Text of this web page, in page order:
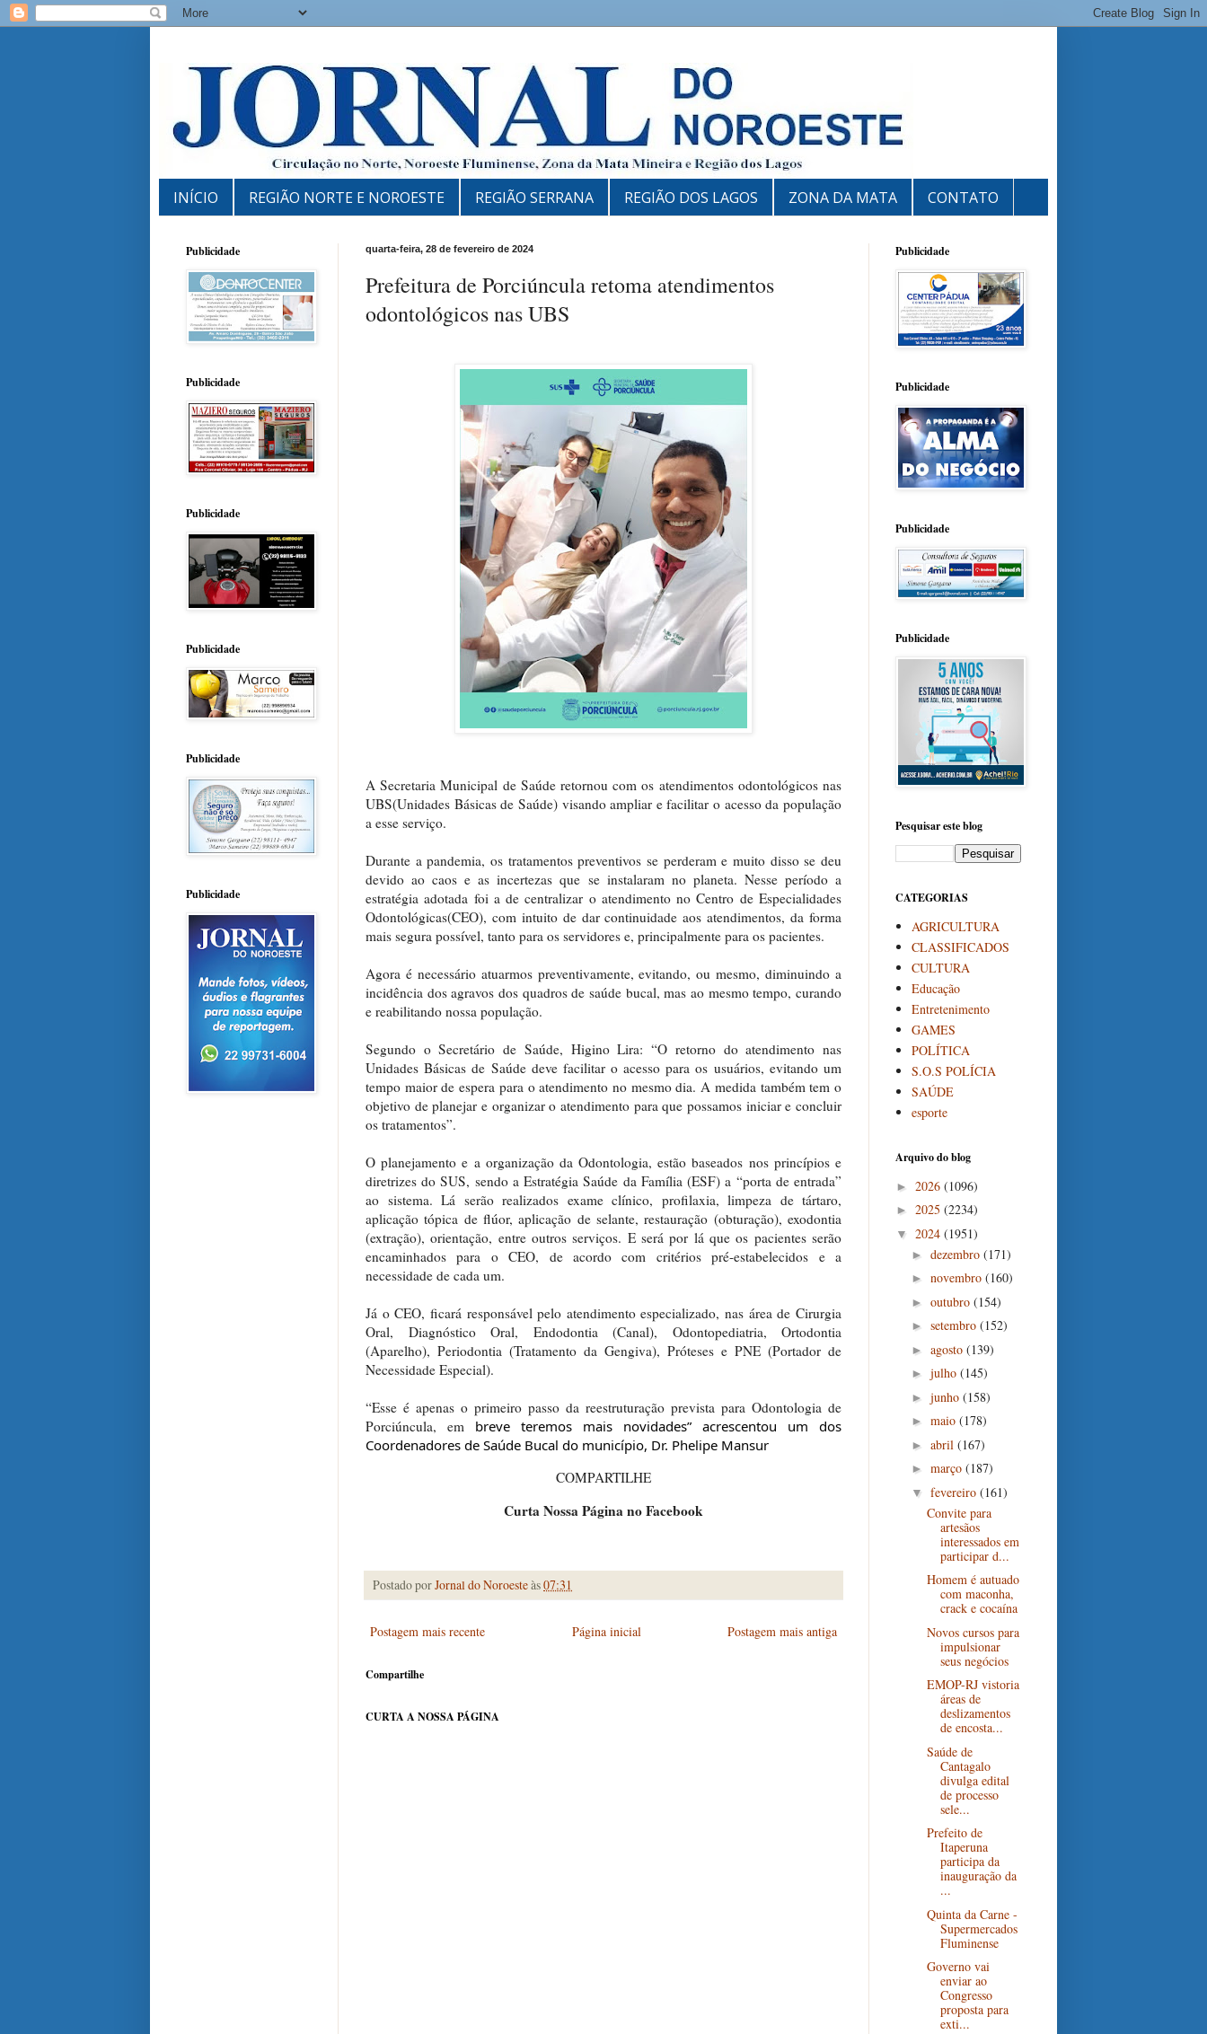
INÍCIO REGIÃO NORTE E NOROESTE REGIÃO SERRANA REGIÃO DOS LAGOS ZONA DA MATA CONTATO
quarta-feira, 28 de fevereiro de 2024
Prefeitura de Porciúncula retoma atendimentos
odontológicos nas UBS
A Secretaria Municipal de Saúde retornou com os atendimentos odontológicos nas
UBS(Unidades Básicas de Saúde) visando ampliar e facilitar o acesso da população
a esse serviço.
Durante a pandemia, os tratamentos preventivos se perderam e muito disso se deu
devido ao caos e as incertezas que se instalaram no planeta. Nesse período a
estratégia adotada foi a de centralizar o atendimento no Centro de Especialidades
Odontológicas(CEO), com intuito de dar continuidade aos atendimentos, da forma
mais segura possível, tanto para os servidores e, principalmente para os pacientes.
Agora é necessário atuarmos preventivamente, evitando, ou mesmo, diminuindo a
incidência dos agravos dos quadros de saúde bucal, mas ao mesmo tempo, curando
e reabilitando nossa população.
Segundo o Secretário de Saúde, Higino Lira: “O retorno do atendimento nas
Unidades Básicas de Saúde deve facilitar o acesso para os usuários, evitando um
tempo maior de espera para o atendimento no mesmo dia. A medida também tem o
objetivo de planejar e organizar o atendimento para que possamos iniciar e concluir
os tratamentos”.
O planejamento e a organização da Odontologia, estão baseados nos princípios e
diretrizes do SUS, sendo a Estratégia Saúde da Família (ESF) a “porta de entrada”
ao sistema. Lá serão realizados exame clínico, profilaxia, limpeza de tártaro,
aplicação tópica de flúor, aplicação de selante, restauração (obturação), exodontia
(extração), orientação, entre outros serviços. E será por lá que os pacientes serão
encaminhados para o CEO, de acordo com critérios pré-estabelecidos e a
necessidade de cada um.
Já o CEO, ficará responsável pelo atendimento especializado, nas área de Cirurgia
Oral, Diagnóstico Oral, Endodontia (Canal), Odontopediatria, Ortodontia
(Aparelho), Periodontia (Tratamento da Gengiva), Próteses e PNE (Portador de
Necessidade Especial).
“Esse é apenas o primeiro passo da reestruturação prevista para Odontologia de
Porciúncula, em breve teremos mais novidades” acrescentou um dos
Coordenadores de Saúde Bucal do município, Dr. Phelipe Mansur
COMPARTILHE
Curta Nossa Página no Facebook
Postado porJornal do Noroesteàs07:31
Postagem mais recente Postagem mais antiga
Página inicial
Compartilhe
CURTA A NOSSA PÁGINA
Publicidade
Publicidade
Publicidade
Publicidade
Publicidade
Publicidade
Publicidade
Publicidade
Publicidade
Publicidade
Pesquisar este blog
CATEGORIAS
AGRICULTURA
CLASSIFICADOS
CULTURA
Educação
Entretenimento
GAMES
POLÍTICA
S.O.S POLÍCIA
SAÚDE
esporte
Arquivo do blog
► 2026 (1096)
► 2025 (2234)
▼ 2024 (1951)
► dezembro (171)
► novembro (160)
► outubro (154)
► setembro (152)
► agosto (139)
► julho (145)
► junho (158)
► maio (178)
► abril (167)
► março (187)
▼ fevereiro (161)
Convite para
artesãos
interessados em
participar d...
Homem é autuado
com maconha,
crack e cocaína
Novos cursos para
impulsionar
seus negócios
EMOP-RJ vistoria
áreas de
deslizamentos
de encosta...
Saúde de
Cantagalo
divulga edital
de processo
sele...
Prefeito de
Itaperuna
participa da
inauguração da
...
Quinta da Carne -
Supermercados
Fluminense
Governo vai
enviar ao
Congresso
proposta para
exti...